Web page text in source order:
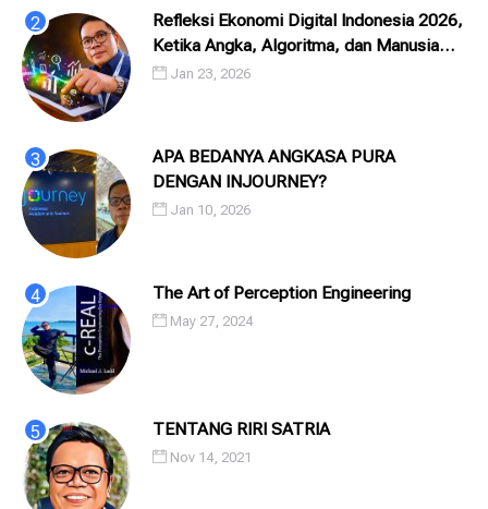
Refleksi Ekonomi Digital Indonesia 2026,
Ketika Angka, Algoritma, dan Manusia
Saling Menatap
Jan 23, 2026
APA BEDANYA ANGKASA PURA
DENGAN INJOURNEY?
Jan 10, 2026
The Art of Perception Engineering
May 27, 2024
TENTANG RIRI SATRIA
Nov 14, 2021